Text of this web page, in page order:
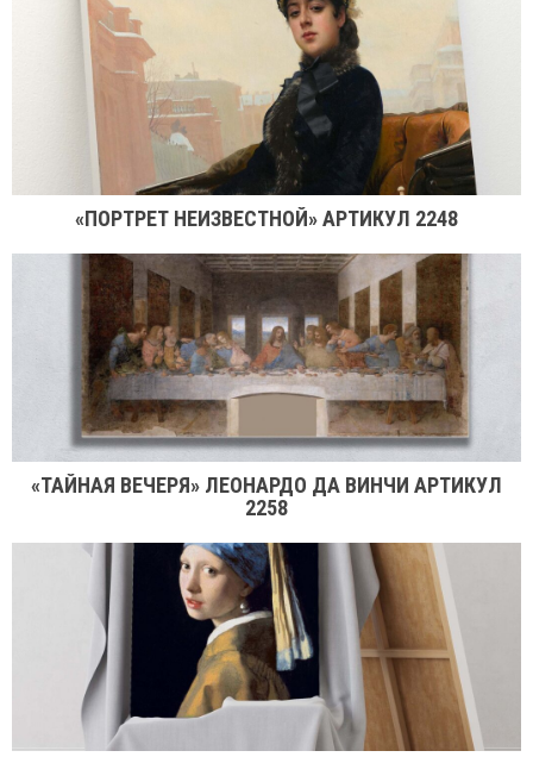
«ПОРТРЕТ НЕИЗВЕСТНОЙ» АРТИКУЛ 2248
«ТАЙНАЯ ВЕЧЕРЯ» ЛЕОНАРДО ДА ВИНЧИ АРТИКУЛ
2258